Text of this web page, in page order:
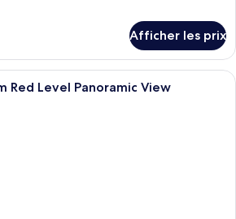
Afficher les prix
Une chambre d’hôtel avec un lit,
Red Level Panoramic View